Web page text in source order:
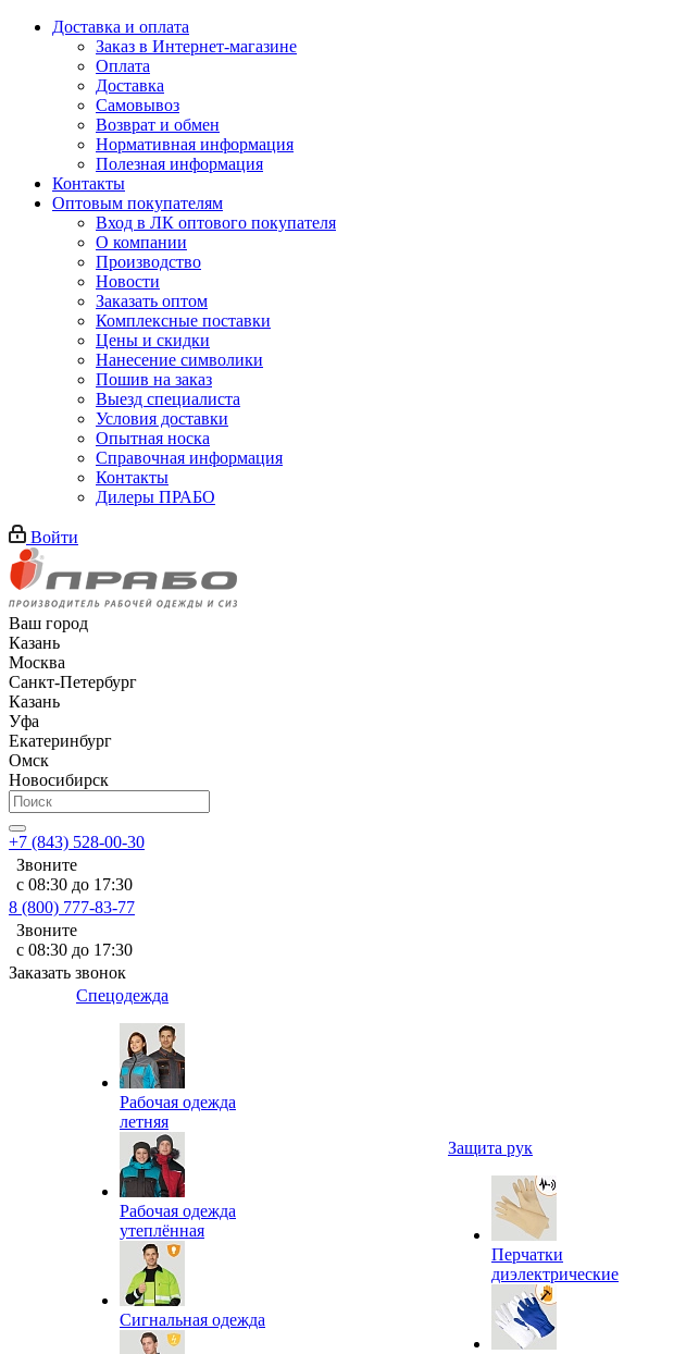
Доставка и оплата
Заказ в Интернет-магазине
Оплата
Доставка
Самовывоз
Возврат и обмен
Нормативная информация
Полезная информация
Контакты
Оптовым покупателям
Вход в ЛК оптового покупателя
О компании
Производство
Новости
Заказать оптом
Комплексные поставки
Цены и скидки
Нанесение символики
Пошив на заказ
Выезд специалиста
Условия доставки
Опытная носка
Справочная информация
Контакты
Дилеры ПРАБО
Войти
Ваш город
Казань
Москва
Санкт-Петербург
Казань
Уфа
Екатеринбург
Омск
Новосибирск
+7 (843) 528-00-30
Звоните
с 08:30 до 17:30
8 (800) 777-83-77
Звоните
с 08:30 до 17:30
Заказать звонок
Спецодежда
Рабочая одежда
летняя
Рабочая одежда
утеплённая
Сигнальная одежда
Защита рук
Перчатки
диэлектрические